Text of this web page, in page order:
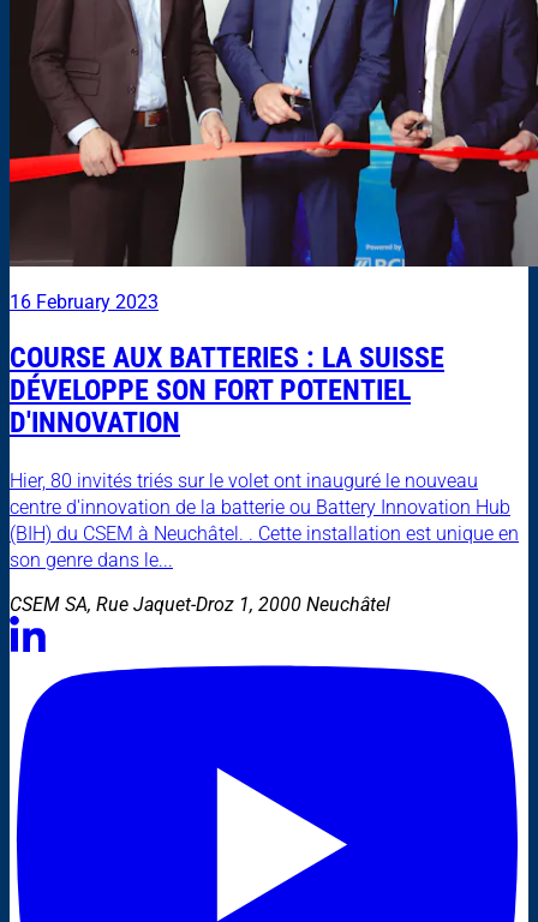
16 February 2023
COURSE AUX BATTERIES : LA SUISSE
DÉVELOPPE SON FORT POTENTIEL
D'INNOVATION
Hier, 80 invités triés sur le volet ont inauguré le nouveau
centre d'innovation de la batterie ou Battery Innovation Hub
(BIH) du CSEM à Neuchâtel. . Cette installation est unique en
son genre dans le...
CSEM SA, Rue Jaquet-Droz 1, 2000 Neuchâtel